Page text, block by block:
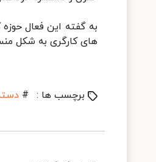
به گفته این فعال حوزه
های کارگری به شکل
برچسب ها : #